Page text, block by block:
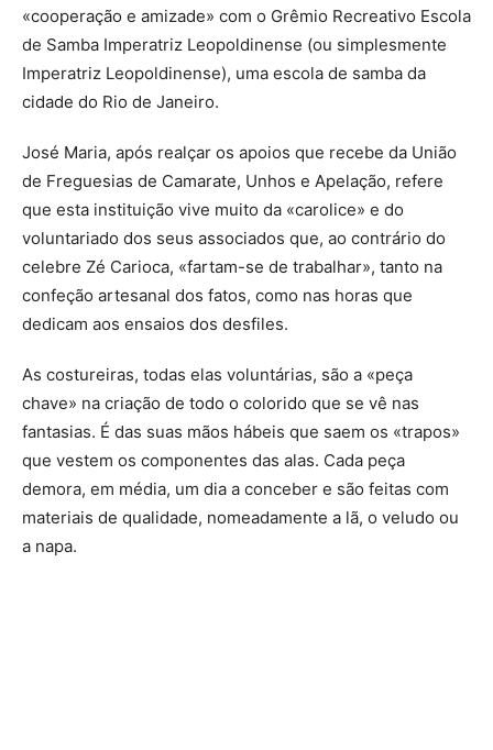
«cooperação e amizade» com o Grêmio Recreativo Escola
de Samba Imperatriz Leopoldinense (ou simplesmente
Imperatriz Leopoldinense), uma escola de samba da
cidade do Rio de Janeiro.
José Maria, após realçar os apoios que recebe da União
de Freguesias de Camarate, Unhos e Apelação, refere
que esta instituição vive muito da «carolice» e do
voluntariado dos seus associados que, ao contrário do
celebre Zé Carioca, «fartam-se de trabalhar», tanto na
confeção artesanal dos fatos, como nas horas que
dedicam aos ensaios dos desfiles.
As costureiras, todas elas voluntárias, são a «peça
chave» na criação de todo o colorido que se vê nas
fantasias. É das suas mãos hábeis que saem os «trapos»
que vestem os componentes das alas. Cada peça
demora, em média, um dia a conceber e são feitas com
materiais de qualidade, nomeadamente a lã, o veludo ou
a napa.